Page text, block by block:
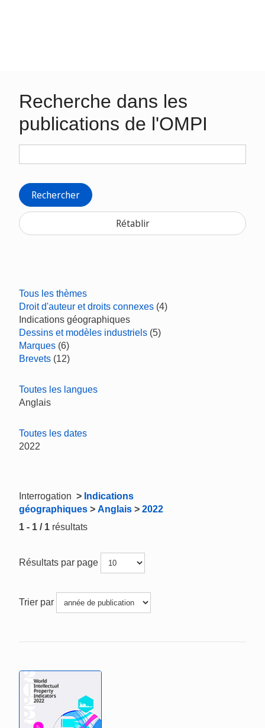
Recherche dans les
publications de l'OMPI
Rechercher
Rétablir
Tous les thèmes
Droit d'auteur et droits connexes (4)
Indications géographiques
Dessins et modèles industriels (5)
Marques (6)
Brevets (12)
Toutes les langues
Anglais
Toutes les dates
2022
Interrogation > Indications
géographiques > Anglais > 2022
1 - 1 / 1 résultats
Résultats par page
Trier par